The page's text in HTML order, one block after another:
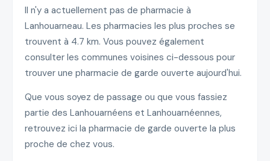
Il n'y a actuellement pas de pharmacie à
Lanhouarneau. Les pharmacies les plus proches se
trouvent à 4.7 km. Vous pouvez également
consulter les communes voisines ci-dessous pour
trouver une pharmacie de garde ouverte aujourd'hui.
Que vous soyez de passage ou que vous fassiez
partie des Lanhouarnéens et Lanhouarnéennes,
retrouvez ici la pharmacie de garde ouverte la plus
proche de chez vous.